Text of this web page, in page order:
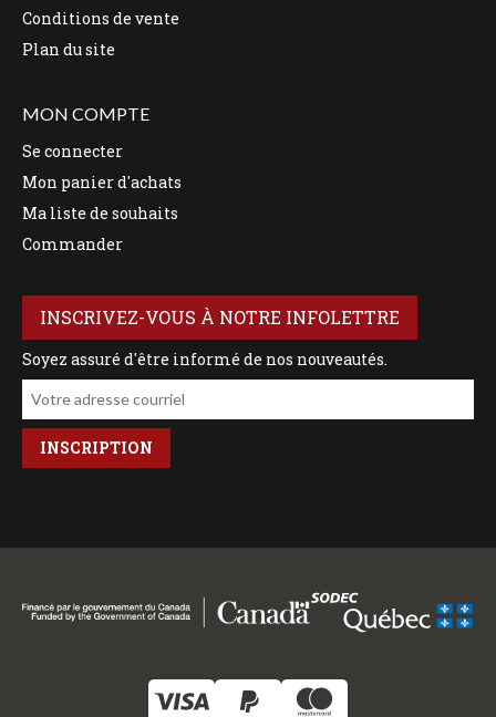
Conditions de vente
Plan du site
MON COMPTE
Se connecter
Mon panier d'achats
Ma liste de souhaits
Commander
INSCRIVEZ-VOUS À NOTRE INFOLETTRE
Soyez assuré d'être informé de nos nouveautés.
Votre adresse courriel